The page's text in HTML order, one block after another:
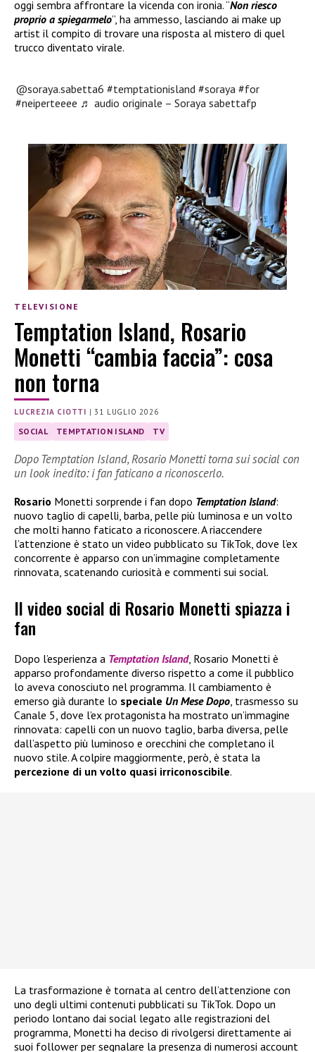
oggi sembra affrontare la vicenda con ironia. “Non riesco
proprio a spiegarmelo”, ha ammesso, lasciando ai make up
artist il compito di trovare una risposta al mistero di quel
trucco diventato virale.
@soraya.sabetta6 #temptationisland #soraya #for
#neiperteeee ♬ audio originale – Soraya sabettafp
TELEVISIONE
Temptation Island, Rosario
Monetti “cambia faccia”: cosa
non torna
LUCREZIA CIOTTI |31 LUGLIO 2026
SOCIAL TEMPTATION ISLAND TV
Dopo Temptation Island, Rosario Monetti torna sui social con
un look inedito: i fan faticano a riconoscerlo.
Rosario Monetti sorprende i fan dopo Temptation Island:
nuovo taglio di capelli, barba, pelle più luminosa e un volto
che molti hanno faticato a riconoscere. A riaccendere
l’attenzione è stato un video pubblicato su TikTok, dove l’ex
concorrente è apparso con un’immagine completamente
rinnovata, scatenando curiosità e commenti sui social.
Il video social di Rosario Monetti spiazza i
fan
Dopo l’esperienza a Temptation Island, Rosario Monetti è
apparso profondamente diverso rispetto a come il pubblico
lo aveva conosciuto nel programma. Il cambiamento è
emerso già durante lo speciale Un Mese Dopo , trasmesso su
Canale 5, dove l’ex protagonista ha mostrato un’immagine
rinnovata: capelli con un nuovo taglio, barba diversa, pelle
dall’aspetto più luminoso e orecchini che completano il
nuovo stile. A colpire maggiormente, però, è stata la
percezione di un volto quasi irriconoscibile.
La trasformazione è tornata al centro dell’attenzione con
uno degli ultimi contenuti pubblicati su TikTok. Dopo un
periodo lontano dai social legato alle registrazioni del
programma, Monetti ha deciso di rivolgersi direttamente ai
suoi follower per segnalare la presenza di numerosi account